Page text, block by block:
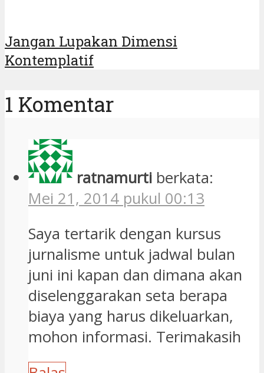
Jangan Lupakan Dimensi
Kontemplatif
1 Komentar
ratnamurti berkata:
Mei 21, 2014 pukul 00:13
Saya tertarik dengan kursus
jurnalisme untuk jadwal bulan
juni ini kapan dan dimana akan
diselenggarakan seta berapa
biaya yang harus dikeluarkan,
mohon informasi. Terimakasih